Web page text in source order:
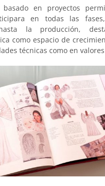
basado en proyectos
en todas las
la producción,
como espacio de
técnicas como en